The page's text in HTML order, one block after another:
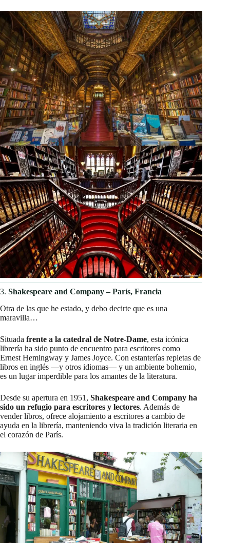
3. Shakespeare and Company – París, Francia
Otra de las que he estado, y debo decirte que es una
maravilla…
Situada frente a la catedral de Notre-Dame, esta icónica
librería ha sido punto de encuentro para escritores como
Ernest Hemingway y James Joyce. Con estanterías repletas de
libros en inglés —y otros idiomas— y un ambiente bohemio,
es un lugar imperdible para los amantes de la literatura.​
Desde su apertura en 1951, Shakespeare and Company ha
sido un refugio para escritores y lectores. Además de
vender libros, ofrece alojamiento a escritores a cambio de
ayuda en la librería, manteniendo viva la tradición literaria en
el corazón de París.